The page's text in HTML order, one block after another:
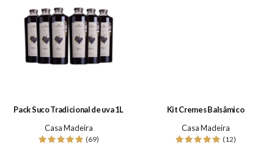
Pack Suco Tradicional de uva 1L
Casa Madeira
(69)
Kit Cremes Balsâmico
Casa Madeira
(12)